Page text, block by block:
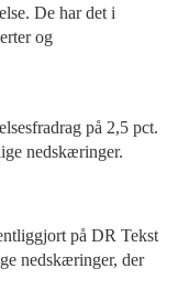
De har det i
og
på 2,5 pct.
nedskæringer.
på DR Tekst
nedskæringer, der